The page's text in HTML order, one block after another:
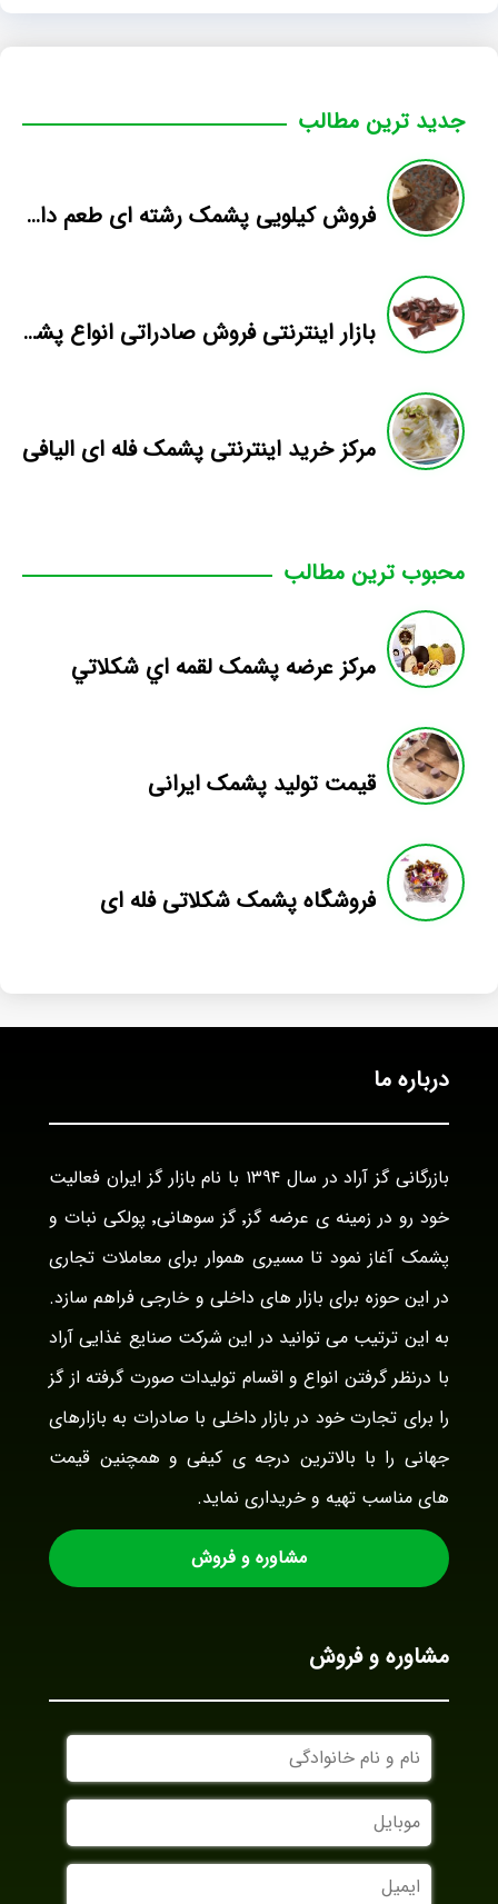
جدید ترین مطالب
فروش کیلویی پشمک رشته ای طعم دار میوه
بازار اینترنتی فروش صادراتی انواع پشمک الیافی/شکلاتی
مرکز خرید اینترنتی پشمک فله ای الیافی
محبوب ترین مطالب
مرکز عرضه پشمک لقمه اي شکلاتي
قیمت تولید پشمک ایرانی
فروشگاه پشمک شکلاتی فله ای
درباره ما
بازرگانی گز آراد در سال ۱۳۹۴ با نام بازار گز ایران فعالیت
خود رو در زمینه ی عرضه گز٬ گز سوهانی٬ پولکی نبات و
پشمک آغاز نمود تا مسیری هموار برای معاملات تجاری
در این حوزه برای بازار های داخلی و خارجی فراهم سازد.
به این ترتیب می توانید در این شرکت صنایع غذایی آراد
با درنظر گرفتن انواع و اقسام تولیدات صورت گرفته از گز
را برای تجارت خود در بازار داخلی با صادرات به بازارهای
جهانی را با بالاترین درجه ی کیفی و همچنین قیمت
های مناسب تهیه و خریداری نماید.
مشاوره و فروش
مشاوره و فروش
نام
و
نام
خانوادگی
موبایل
ایمیل